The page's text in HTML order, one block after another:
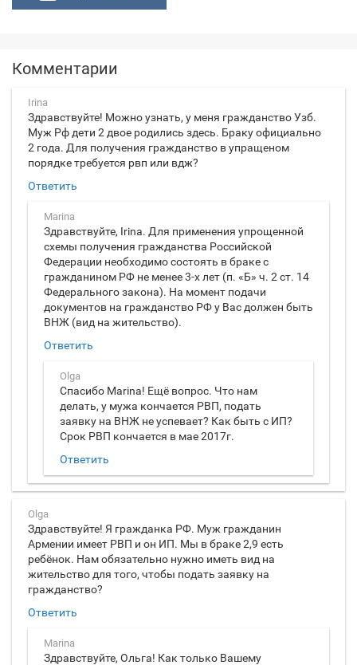
Комментарии
Irina
Здравствуйте! Можно узнать, у меня гражданство Узб.
Муж Рф дети 2 двое родились здесь. Браку официально
2 года. Для получения гражданство в упращеном
порядке требуется рвп или вдж?
Ответить
Marina
Здравствуйте, Irina. Для применения упрощенной
схемы получения гражданства Российской
Федерации необходимо состоять в браке с
гражданином РФ не менее 3-х лет (п. «Б» ч. 2 ст. 14
Федерального закона). На момент подачи
документов на гражданство РФ у Вас должен быть
ВНЖ (вид на жительство).
Ответить
Olga
Спасибо Marina! Ещё вопрос. Что нам
делать, у мужа кончается РВП, подать
заявку на ВНЖ не успевает? Как быть с ИП?
Срок РВП кончается в мае 2017г.
Ответить
Olga
Здравствуйте! Я гражданка РФ. Муж гражданин
Армении имеет РВП и он ИП. Мы в браке 2,9 есть
ребёнок. Нам обязательно нужно иметь вид на
жительство для того, чтобы подать заявку на
гражданство?
Ответить
Marina
Здравствуйте, Ольга! Как только Вашему